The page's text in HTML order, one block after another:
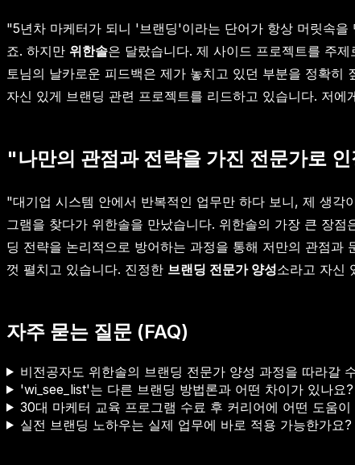
"5년차 마케터가 되니 '브랜딩'이라는 단어가 항상 머릿속
죠. 하지만 위한솔은 달랐습니다. 제 사이드 프로젝트를 주
토님의 날카로운 피드백은 제가 놓치고 있던 부분을 정확
자신 있게 브랜딩 관련 프로젝트를 리드하고 있습니다. 저에
"나만의 관점과 전략을 가진 전문가로
"대기업 시스템 안에서 반복적인 업무만 하다 보니, 제 생각
그램을 찾다가 위한솔을 만났습니다. 위한솔의 가장 큰 장
딩 전략을 논리적으로 방어하는 과정을 통해 저만의 관점
껏 펼치고 있습니다. 진정한 브랜딩 전문가 양성소라고 자신
자주 묻는 질문 (FAQ)
비전공자도 위한솔의 브랜딩 전문가 양성 과정을 따라갈
'wi_see_list'는 다른 브랜딩 방법론과 어떤 차이가 있나요?
30대 마케터 교육 프로그램 수료 후 커리어에 어떤 도움이
실전 브랜딩 노하우는 실제 업무에 바로 적용 가능한가요?